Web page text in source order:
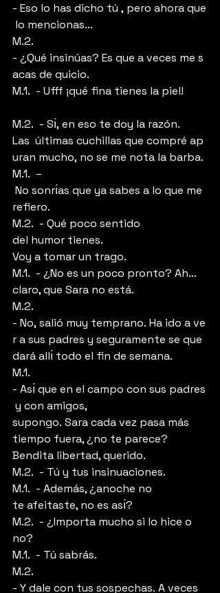
- Eso lo has dicho tú , pero ahora que
lo mencionas...
M.2.
- ¿Qué insinúas? Es que a veces me s
acas de quicio.
M.1.  - Ufff ¡qué fina tienes la piel!
M.2.  - Sı́, en eso te doy la razón.
Las  últimas cuchillas que compré ap
uran mucho, no se me nota la barba.
M.1.  –
No sonrı́as que ya sabes a lo que me
refiero.
M.2.  - Qué poco sentido
del humor tienes.
Voy a tomar un trago.
M.1.  - ¿No es un poco pronto? Ah…
claro, que Sara no está.
M.2.
- No, salió muy temprano. Ha ido a ve
r a sus padres y seguramente se que
dará allı́ todo el fin de semana.
M.1.
- Ası́ que en el campo con sus padres
y con amigos,
supongo. Sara cada vez pasa más
tiempo fuera, ¿no te parece?
Bendita libertad, querido.
M.2.  - Tú y tus insinuaciones.
M.1.  - Además, ¿anoche no
te afeitaste, no es ası́?
M.2.  - ¿Importa mucho si lo hice o
no?
M.1.  - Tú sabrás.
M.2.
- Y dale con tus sospechas. A veces